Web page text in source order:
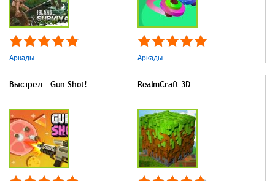
Аркады Аркады
Выстрел - Gun Shot! RealmCraft 3D